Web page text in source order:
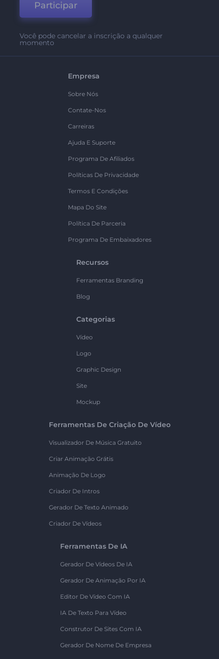
Participar
Você pode cancelar a inscrição a qualquer
momento
Empresa
Sobre Nós
Contate-Nos
Carreiras
Ajuda E Suporte
Programa De Afiliados
Políticas De Privacidade
Termos E Condições
Mapa Do Site
Política De Parceria
Programa De Embaixadores
Recursos
Ferramentas Branding
Blog
Categorias
Vídeo
Logo
Graphic Design
Site
Mockup
Ferramentas De Criação De Vídeo
Visualizador De Música Gratuito
Criar Animação Grátis
Animação De Logo
Criador De Intros
Gerador De Texto Animado
Criador De Vídeos
Ferramentas De IA
Gerador De Vídeos De IA
Gerador De Animação Por IA
Editor De Vídeo Com IA
IA De Texto Para Vídeo
Construtor De Sites Com IA
Gerador De Nome De Empresa